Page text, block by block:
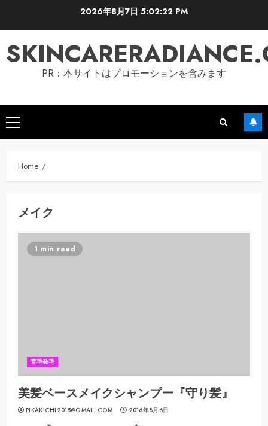
2026年8月7日 5:02:22 PM
PR：本サイトはプロモーションを含みます
Primary
Menu
Home
メイク
1 min read
育毛発毛
美髪ベースメイクシャンプー『守り髪』
PIKAKICHI2015@GMAIL.COM 2016年8月6日